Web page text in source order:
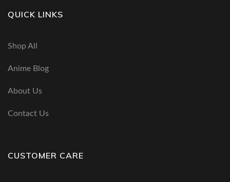
QUICK LINKS
Shop All
Anime Blog
About Us
Contact Us
CUSTOMER CARE